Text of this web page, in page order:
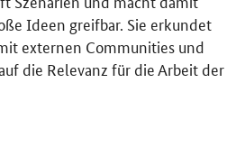
Ideen greifbar. Sie erkundet
externen Communities und
die Relevanz für die Arbeit der